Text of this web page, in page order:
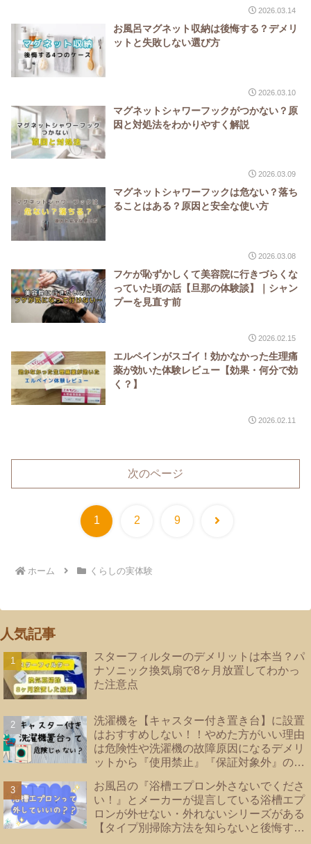
2026.03.14
お風呂マグネット収納は後悔する？デメリ
ットと失敗しない選び方
2026.03.10
マグネットシャワーフックがつかない？原
因と対処法をわかりやすく解説
2026.03.09
マグネットシャワーフックは危ない？落ち
ることはある？原因と安全な使い方
2026.03.08
フケが恥ずかしくて美容院に行きづらくな
っていた頃の話【旦那の体験談】｜シャン
プーを見直す前
2026.02.15
エルペインがスゴイ！効かなかった生理痛
薬が効いた体験レビュー【効果・何分で効
く？】
2026.02.11
次のページ
1 2 9 次
ホーム くらしの実体験
人気記事
スターフィルターのデメリットは本当？パ
ナソニック換気扇で8ヶ月放置してわかっ
た注意点
洗濯機を【キャスター付き置き台】に設置
はおすすめしない！！やめた方がいい理由
は危険性や洗濯機の故障原因になるデメリ
ットから『使用禁止』『保証対象外』のメ
外！後悔しない為に知っておきたい【防水
パンのタイプ】を紹介
お風呂の『浴槽エプロン外さないでくださ
い！』とメーカーが提言している浴槽エプ
ロンが外せない・外れないシリーズがある
【タイプ別掃除方法を知らないと後悔する